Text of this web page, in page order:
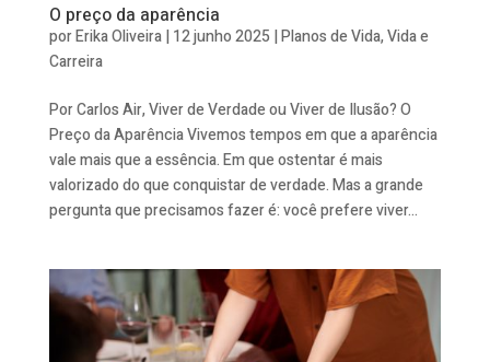
O preço da aparência
porErika Oliveira|12 junho 2025 |Planos de Vida,Vida e
Carreira
Por Carlos Air, Viver de Verdade ou Viver de Ilusão? O
Preço da Aparência Vivemos tempos em que a aparência
vale mais que a essência. Em que ostentar é mais
valorizado do que conquistar de verdade. Mas a grande
pergunta que precisamos fazer é: você prefere viver...